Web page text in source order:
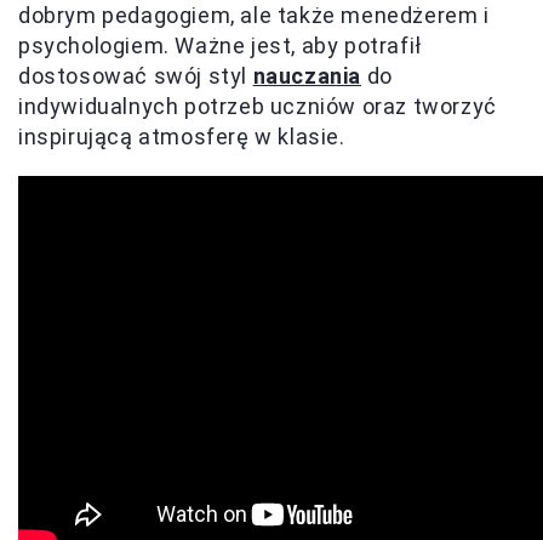
dobrym pedagogiem, ale także menedżerem i
psychologiem. Ważne jest, aby potrafił
dostosować swój styl nauczania do
indywidualnych potrzeb uczniów oraz tworzyć
inspirującą atmosferę w klasie.